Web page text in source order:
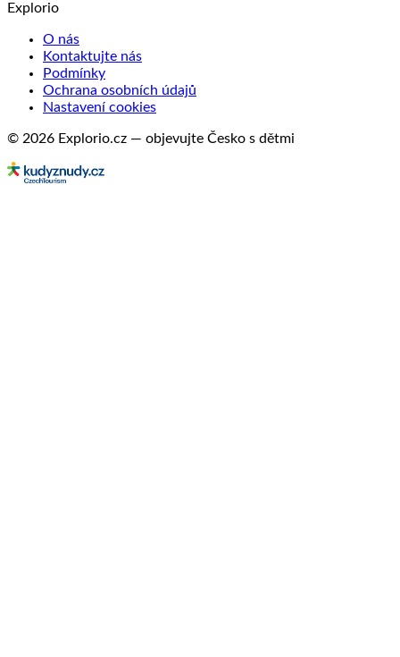
Explorio
O nás
Kontaktujte nás
Podmínky
Ochrana osobních údajů
Nastavení cookies
© 2026 Explorio.cz — objevujte Česko s dětmi